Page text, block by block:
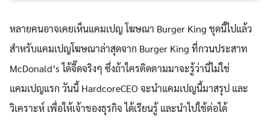
หลายคนอาจเคยเห็นแคมเปญ โฆษณา Burger King ชุดนี้ไปแล้ว
สำหรับแคมเปญโฆษณาล่าสุดจาก Burger King ที่กวนประสาท
McDonald’s ได้จี๊ดจริงๆ ซึ่งถ้าใครติดตามมาจะรู้ว่านี่ไม่ใช่
แคมเปญแรก วันนี้ HardcoreCEO จะนำแคมเปญนี้มาสรุป และ
วิเคราะห์ เพื่อให้เจ้าของธุรกิจ ได้เรียนรู้ และนำไปใช้ต่อได้